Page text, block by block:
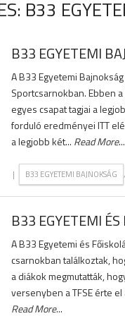
B33
B33 EGYETEMI
A B33 Egyetemi
Sportcsarnokban. Ebben
egyes csapat tagjai a
forduló eredményei ITT
a legjobb két... Read More...
| B33 EGYETEMI BAJNOKSÁG ,
B33 EGYETEMI
A B33 Egyetemi és
csarnokban találkoztak,
a diákok megmutatták,
versenyben a TFSE érte
Read More...